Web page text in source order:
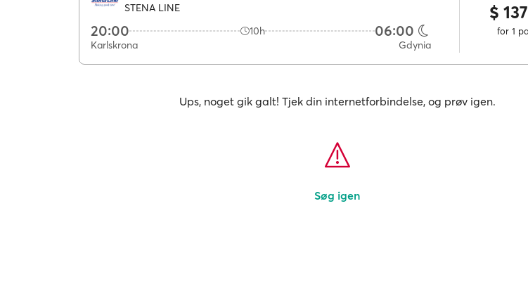
STENA LINE
20:00 10h 06:00
Karlskrona Gdynia
$
for 1
Ups, noget gik galt! Tjek din internetforbindelse, og prøv igen.
Søg igen